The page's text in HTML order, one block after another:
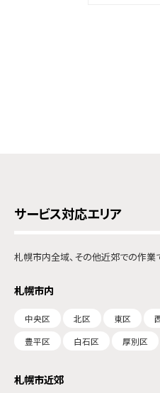
サービス対応エリア
札幌市内全域、その他近郊での作業
札幌市内
中央区 北区 東区
豊平区
白石区 厚別区
札幌市近郊